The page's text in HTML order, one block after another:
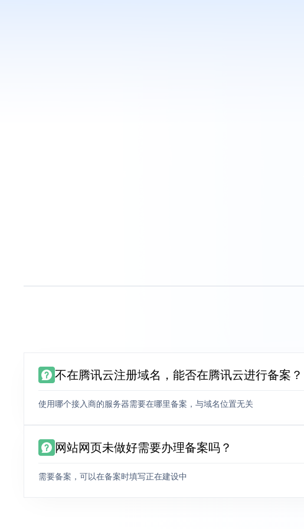
不在腾讯云注册域名，能否在腾讯云进行备案？
使用哪个接入商的服务器需要在哪里备案，与域名位置无关
网站网页未做好需要办理备案吗？
需要备案，可以在备案时填写正在建设中